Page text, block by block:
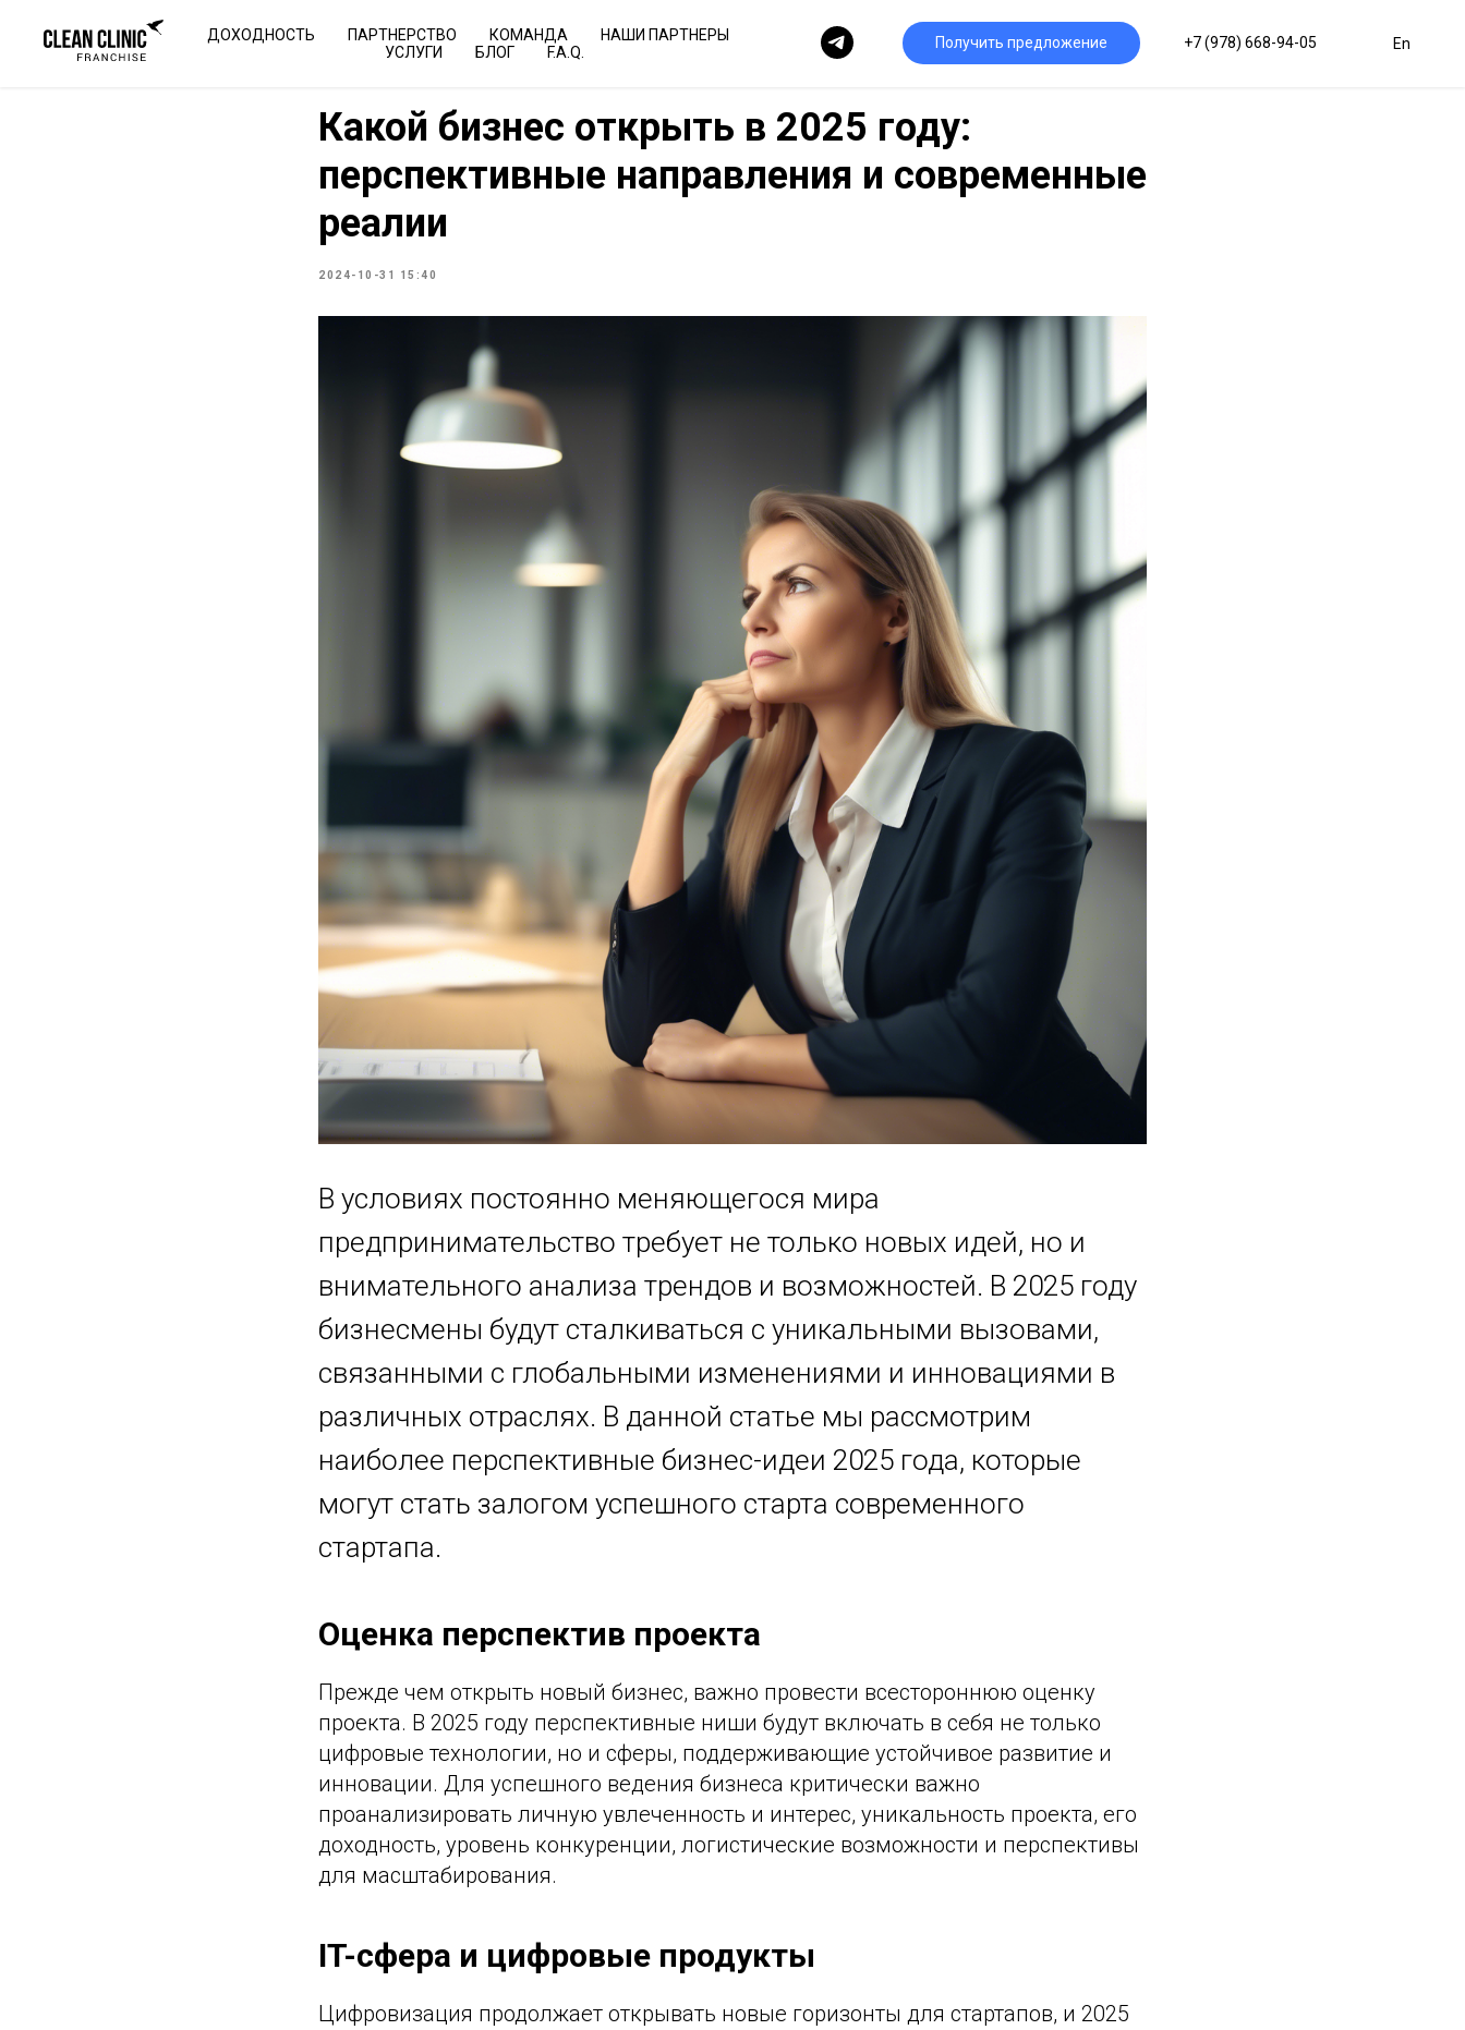
ДОХОДНОСТЬ ПАРТНЕРСТВО КОМАНДА
НАШИ ПАРТНЕРЫ
УСЛУГИ
БЛОГ F.A.Q.
Получить предложение +7 (978) 668-94-05 En
Какой бизнес открыть в 2025 году:
перспективные направления и современные
реалии
2024-10-31 15:40
В условиях постоянно меняющегося мира
предпринимательство требует не только новых идей, но и
внимательного анализа трендов и возможностей. В 2025 году
бизнесмены будут сталкиваться с уникальными вызовами,
связанными с глобальными изменениями и инновациями в
различных отраслях. В данной статье мы рассмотрим
наиболее перспективные бизнес-идеи 2025 года, которые
могут стать залогом успешного старта современного
стартапа.
Оценка перспектив проекта
Прежде чем открыть новый бизнес, важно провести всестороннюю оценку
проекта. В 2025 году перспективные ниши будут включать в себя не только
цифровые технологии, но и сферы, поддерживающие устойчивое развитие и
инновации. Для успешного ведения бизнеса критически важно
проанализировать личную увлеченность и интерес, уникальность проекта, его
доходность, уровень конкуренции, логистические возможности и перспективы
для масштабирования.
IT-сфера и цифровые продукты
Цифровизация продолжает открывать новые горизонты для стартапов, и 2025